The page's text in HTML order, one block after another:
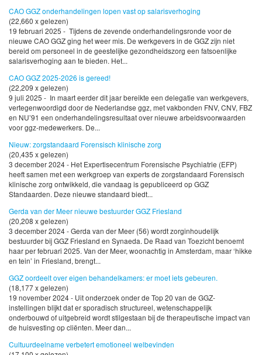
CAO GGZ onderhandelingen lopen vast op salarisverhoging
(22,660 x gelezen)
19 februari 2025 - Tijdens de zevende onderhandelingsronde voor de
nieuwe CAO GGZ ging het weer mis. De werkgevers in de GGZ zijn niet
bereid om personeel in de geestelijke gezondheidszorg een fatsoenlijke
salarisverhoging aan te bieden. Het...
CAO GGZ 2025-2026 is gereed!
(22,209 x gelezen)
9 juli 2025 - In maart eerder dit jaar bereikte een delegatie van werkgevers,
vertegenwoordigd door de Nederlandse ggz, met vakbonden FNV, CNV, FBZ
en NU’91 een onderhandelingsresultaat over nieuwe arbeidsvoorwaarden
voor ggz-medewerkers. De...
Nieuw: zorgstandaard Forensisch klinische zorg
(20,435 x gelezen)
3 december 2024 - Het Expertisecentrum Forensische Psychiatrie (EFP)
heeft samen met een werkgroep van experts de zorgstandaard Forensisch
klinische zorg ontwikkeld, die vandaag is gepubliceerd op GGZ
Standaarden. Deze nieuwe standaard biedt...
Gerda van der Meer nieuwe bestuurder GGZ Friesland
(20,208 x gelezen)
3 december 2024 - Gerda van der Meer (56) wordt zorginhoudelijk
bestuurder bij GGZ Friesland en Synaeda. De Raad van Toezicht benoemt
haar per februari 2025. Van der Meer, woonachtig in Amsterdam, maar ‘hikke
en tein’ in Friesland, brengt...
GGZ oordeelt over eigen behandelkamers: er moet iets gebeuren.
(18,177 x gelezen)
19 november 2024 - Uit onderzoek onder de Top 20 van de GGZ-
instellingen blijkt dat er sporadisch structureel, wetenschappelijk
onderbouwd of uitgebreid wordt stilgestaan bij de therapeutische impact van
de huisvesting op cliënten. Meer dan...
Cultuurdeelname verbetert emotioneel welbevinden